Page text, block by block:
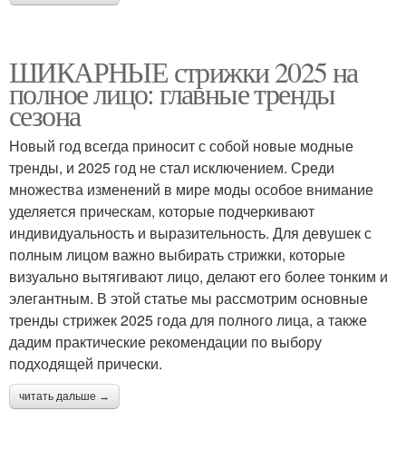
ШИКАРНЫЕ стрижки 2025 на
полное лицо: главные тренды
сезона
Новый год всегда приносит с собой новые модные
тренды, и 2025 год не стал исключением. Среди
множества изменений в мире моды особое внимание
уделяется прическам, которые подчеркивают
индивидуальность и выразительность. Для девушек с
полным лицом важно выбирать стрижки, которые
визуально вытягивают лицо, делают его более тонким и
элегантным. В этой статье мы рассмотрим основные
тренды стрижек 2025 года для полного лица, а также
дадим практические рекомендации по выбору
подходящей прически.
читать дальше →